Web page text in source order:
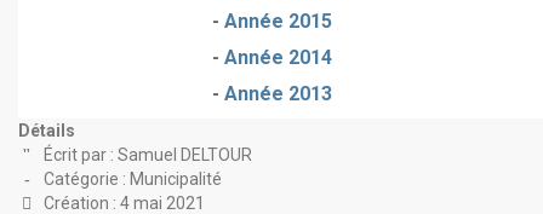
- Année 2015
- Année 2014
- Année 2013
Détails
Écrit par : Samuel DELTOUR
Catégorie : Municipalité
Création : 4 mai 2021